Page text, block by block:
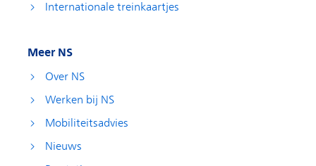
Internationale treinkaartjes
Meer NS
Over NS
Werken bij NS
Mobiliteitsadvies
Nieuws